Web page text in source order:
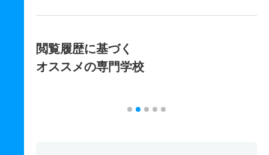
閲覧履歴に基づく
オススメの専門学校